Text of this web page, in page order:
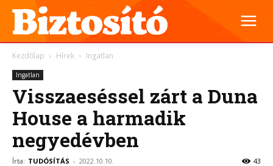
Kezdőlap Hírek Ingatlan
Ingatlan
Visszaeséssel zárt a Duna
House a harmadik
negyedévben
Írta: TUDÓSÍTÁS - 2022.10.10. 43